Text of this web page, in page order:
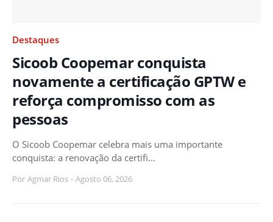
Destaques
Sicoob Coopemar conquista
novamente a certificação GPTW e
reforça compromisso com as
pessoas
O Sicoob Coopemar celebra mais uma importante
conquista: a renovação da certifi…
Por Agmar Rios - Agosto 06, 2026